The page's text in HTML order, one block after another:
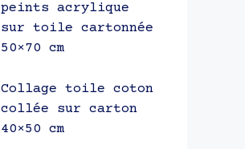
peints acrylique
sur toile cartonnée
50×70 cm
Collage toile coton
collée sur carton
40×50 cm